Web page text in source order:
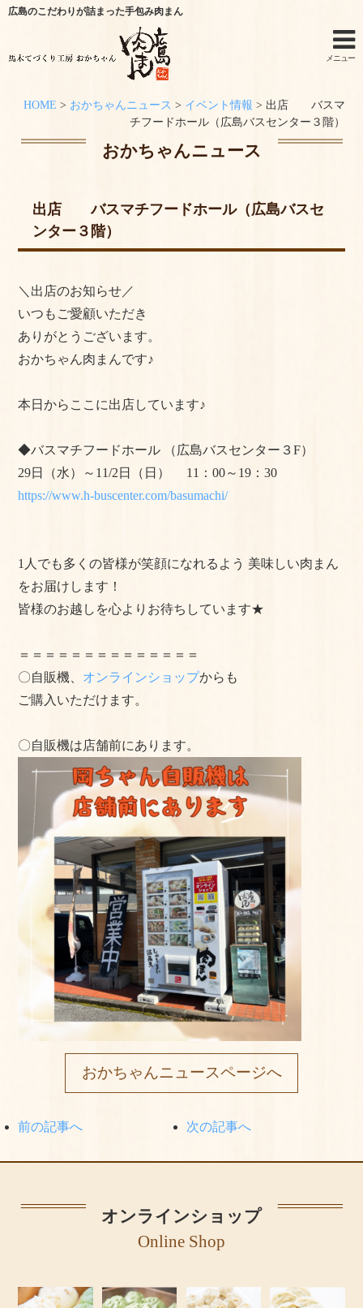
手作りキットのご利用シーン
特定商取引法に関する記述
お問い合わせ
おかちゃんニュース
美味しいお召し上がり⽅
店舗情報
プライバシーポリシー
サイトマップ
広島のこだわりが詰まった手包み肉まん
メニュー
HOME > おかちゃんニュース > イベント情報 > 出店 バスマ
チフードホール（広島バスセンター３階）
おかちゃんニュース
出店 バスマチフードホール（広島バスセ
ンター３階）
＼出店のお知らせ／
いつもご愛顧いただき
ありがとうございます。
おかちゃん肉まんです♪
本日からここに出店しています♪
◆バスマチフードホール （広島バスセンター３F）
29日（水）～11/2日（日） 11：00～19：30
https://www.h-buscenter.com/basumachi/
1人でも多くの皆様が笑顔になれるよう 美味しい肉まん
をお届けします！
皆様のお越しを心よりお待ちしています★
＝＝＝＝＝＝＝＝＝＝＝＝＝＝
〇自販機、 オンラインショップからも
ご購入いただけます。
〇自販機は店舗前にあります。
おかちゃんニュースページへ
前の記事へ 次の記事へ
オンラインショップ
Online Shop